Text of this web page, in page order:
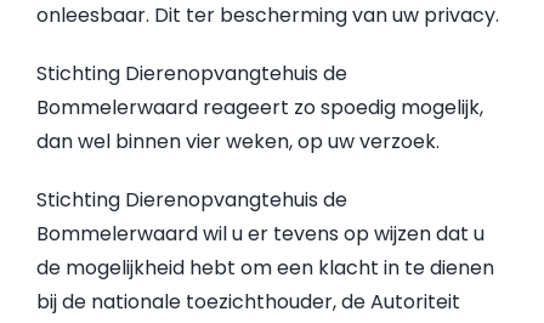
onleesbaar. Dit ter bescherming van uw privacy.
Stichting Dierenopvangtehuis de
Bommelerwaard reageert zo spoedig mogelijk,
dan wel binnen vier weken, op uw verzoek.
Stichting Dierenopvangtehuis de
Bommelerwaard wil u er tevens op wijzen dat u
de mogelijkheid hebt om een klacht in te dienen
bij de nationale toezichthouder, de Autoriteit